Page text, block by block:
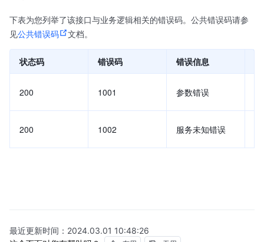
下表为您列举了该接口与业务逻辑相关的错误码。公共错误码请参
见公共错误码 文档。
状态码 错误码 错误信息
200 1001 参数错误
200 1002 服务未知错误
最近更新时间： 2024.03.01 10:48:26